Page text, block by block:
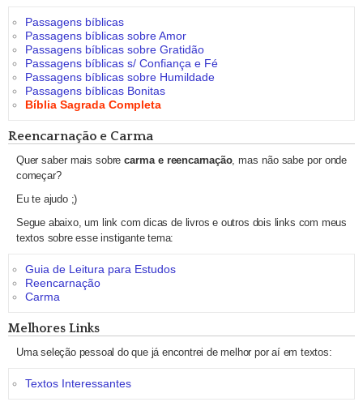
Passagens bíblicas
Passagens bíblicas sobre Amor
Passagens bíblicas sobre Gratidão
Passagens bíblicas s/ Confiança e Fé
Passagens bíblicas sobre Humildade
Passagens bíblicas Bonitas
Bíblia Sagrada Completa
Reencarnação e Carma
Quer saber mais sobrecarma e reencarnação, mas não sabe por onde
começar?
Eu te ajudo ;)
Segue abaixo, um link com dicas de livros e outros dois links com meus
textos sobre esse instigante tema:
Guia de Leitura para Estudos
Reencarnação
Carma
Melhores Links
Uma seleção pessoal do que já encontrei de melhor por aí em textos:
Textos Interessantes